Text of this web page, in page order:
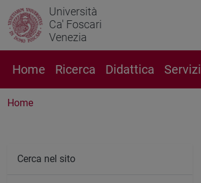
Università
Ca' Foscari
Venezia
Home Ricerca Didattica Servizi
Home
Cerca nel sito